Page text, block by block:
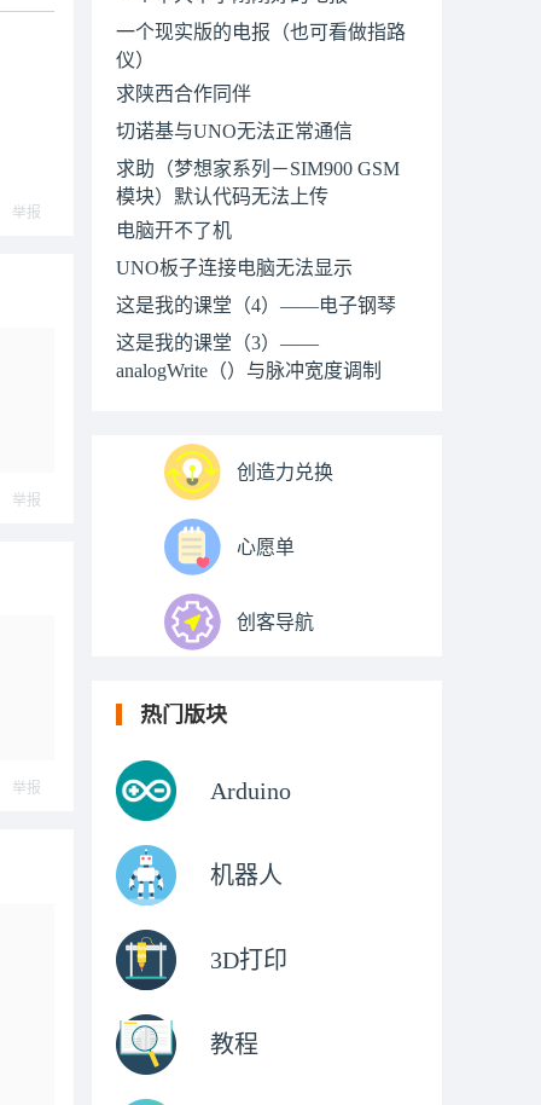
举报
举报
举报
一个现实版的电报（也可看做指路
仪）
求陕西合作同伴
切诺基与UNO无法正常通信
求助（梦想家系列－SIM900 GSM
模块）默认代码无法上传
电脑开不了机
UNO板子连接电脑无法显示
这是我的课堂（4）——电子钢琴
这是我的课堂（3）——
analogWrite（）与脉冲宽度调制
创造力兑换
心愿单
创客导航
热门版块
Arduino
机器人
3D打印
教程